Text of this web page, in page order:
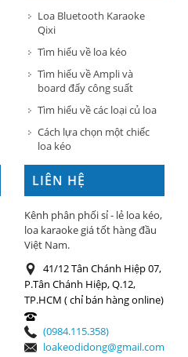
Loa Bluetooth Karaoke
Qixi
Tìm hiểu về loa kéo
Tìm hiểu về Ampli và
board đẩy công suất
Tìm hiểu về các loại củ loa
Cách lựa chọn một chiếc
loa kéo
LIÊN HỆ
Kênh phân phối sỉ - lẻ loa kéo,
loa karaoke giá tốt hàng đầu
Việt Nam.
41/12 Tân Chánh Hiệp 07,
P.Tân Chánh Hiệp, Q.12,
TP.HCM ( chỉ bán hàng online)
(0984.115.358)
loakeodidong@gmail.com